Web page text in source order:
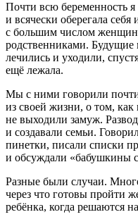
Почти всю беременность
и всячески оберегала
с большим числом
родственниками.
лечились и уходили,
ещё лежала.
Мы с ними говорили
из своей жизни, о том,
не выходили замуж.
и создавали семьи.
пинетки, писали списки
и обсуждали «бабушкины
Разные были случаи.
через что готовы пройти
ребёнка, когда решаются